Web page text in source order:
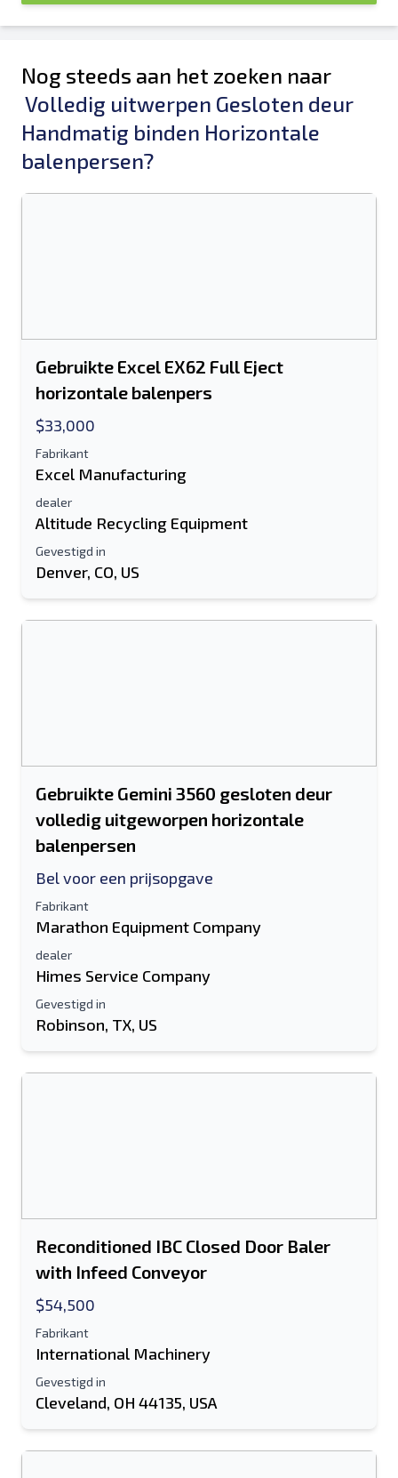
E-mailadres
Mobiel
Sturen
Nog steeds aan het zoeken naar
Volledig uitwerpen Gesloten deur
Handmatig binden Horizontale
balenpersen?
Gebruikte Excel EX62 Full Eject
horizontale balenpers
$33,000
Fabrikant
Excel Manufacturing
dealer
Altitude Recycling Equipment
Gevestigd in
Denver, CO, US
Gebruikte Gemini 3560 gesloten deur
volledig uitgeworpen horizontale
balenpersen
Bel voor een prijsopgave
Fabrikant
Marathon Equipment Company
dealer
Himes Service Company
Gevestigd in
Robinson, TX, US
Reconditioned IBC Closed Door Baler
with Infeed Conveyor
$54,500
Fabrikant
International Machinery
Gevestigd in
Cleveland, OH 44135, USA
Stuur naar een vriend
Het veld E-mailadres of Mobiel nummer
is verplicht
Sms-lijst naar mobiel apparaat
Je volledige naam
Extra informatie